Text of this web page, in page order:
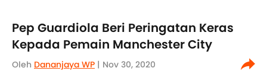
Pep Guardiola Beri Peringatan Keras
Kepada Pemain Manchester City
Oleh Dananjaya WP | Nov 30, 2020